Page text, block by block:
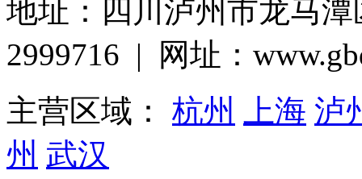
地址：四川泸州市龙马
2999716 | 网址：
主营区域： 杭州 上海 泸
州 武汉